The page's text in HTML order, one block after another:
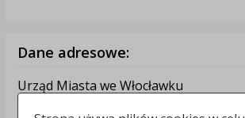
Dane adresowe:
Urząd Miasta we Włocławku